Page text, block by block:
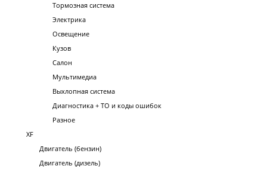
Тормозная система
Электрика
Освещение
Кузов
Салон
Мультимедиа
Выхлопная система
Диагностика + ТО и коды ошибок
Разное
XF
Двигатель (бензин)
Двигатель (дизель)